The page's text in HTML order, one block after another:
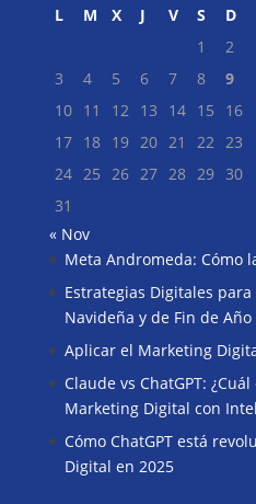
L M X J V S
D
1
2
3
4 5 6 7 8
9
10 11 12 13 14 15
16
17 18 19 20 21 22 23
24 25 26 27 28 29 30
31
« Nov
Meta Andromeda: Cómo
Estrategias Digitales
Navideña y de Fin de Año
Aplicar el Marketing
Claude vs ChatGPT:
Marketing Digital con
Cómo ChatGPT está
Digital en 2025